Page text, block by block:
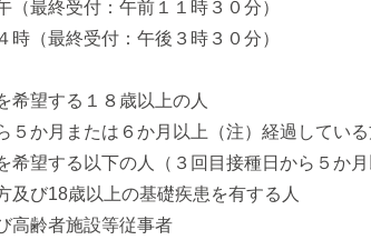
（最終受付：午前１１時３０分）
時（最終受付：午後３時３０分）
希望する１８歳以上の人
５か月または６か月以上（注）経過している
希望する以下の人（３回目接種日から５か
び18歳以上の基礎疾患を有する人
齢者施設等従事者